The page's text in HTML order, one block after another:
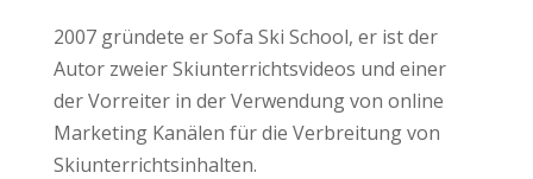
2007 gründete er Sofa Ski School, er ist der
Autor zweier Skiunterrichtsvideos und einer
der Vorreiter in der Verwendung von online
Marketing Kanälen für die Verbreitung von
Skiunterrichtsinhalten.